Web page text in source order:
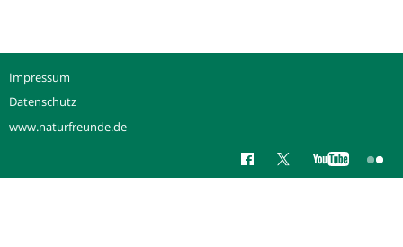
Impressum
Datenschutz
www.naturfreunde.de